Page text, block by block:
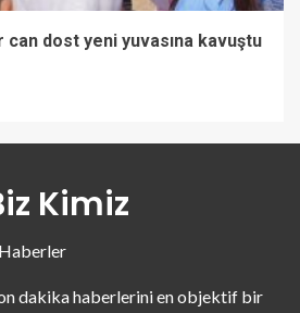
can dost yeni yuvasına kavuştu
Kimiz
dakika haberlerini en objektif bir